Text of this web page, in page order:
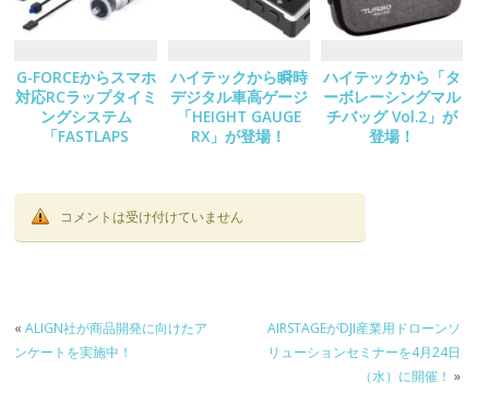
G-FORCEからスマホ
対応RCラップタイミ
ングシステム
「FASTLAPS
ハイテックから瞬時
デジタル車高ゲージ
「HEIGHT GAUGE
RX」が登場！
ハイテックから「タ
ーボレーシングマル
チバッグ Vol.2」が
登場！
コメントは受け付けていません
«ALIGN社が商品開発に向けたア
ンケートを実施中！
AIRSTAGEがDJI産業用ドローンソ
リューションセミナーを4月24日
（水）に開催！ »